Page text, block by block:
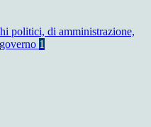
politici, di amministrazione,
1